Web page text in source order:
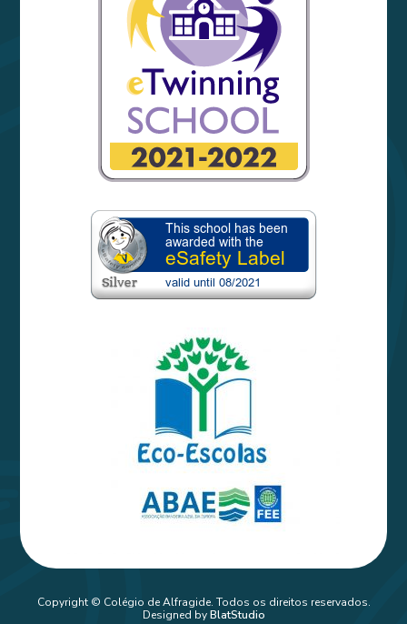
Copyright © Colégio de Alfragide. Todos os direitos reservados.
Designed byBlatStudio